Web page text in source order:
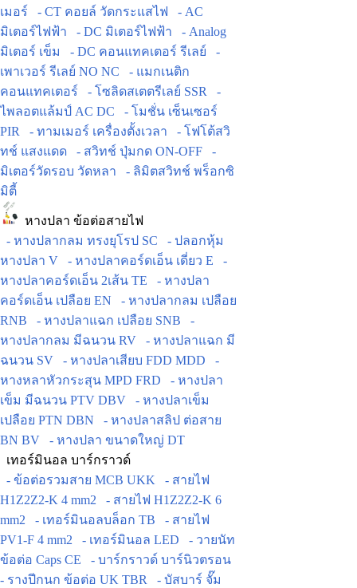
เมอร์
- CT คอยล์ วัดกระแสไฟ
- AC
มิเตอร์ไฟฟ้า
- DC มิเตอร์ไฟฟ้า
- Analog
มิเตอร์ เข็ม
- DC คอนแทคเตอร์ รีเลย์
-
เพาเวอร์ รีเลย์ NO NC
- แมกเนติก
คอนแทคเตอร์
- โซลิดสเตตรีเลย์ SSR
-
ไพลอตแล้มป์ AC DC
- โมชั่น เซ็นเซอร์
PIR
- ทามเมอร์ เครื่องตั้งเวลา
- โฟโต้สวิ
ทช์ แสงแดด
- สวิทช์ ปุ่มกด ON-OFF
-
มิเตอร์วัดรอบ วัดหลา
- ลิมิตสวิทช์ พร็อกซิ
มิตี้
หางปลา ข้อต่อสายไฟ
- หางปลากลม ทรงยุโรป SC
- ปลอกหุ้ม
หางปลา V
- หางปลาคอร์ดเอ็น เดี่ยว E
-
หางปลาคอร์ดเอ็น 2เส้น TE
- หางปลา
คอร์ดเอ็น เปลือย EN
- หางปลากลม เปลือย
RNB
- หางปลาแฉก เปลือย SNB
-
หางปลากลม มีฉนวน RV
- หางปลาแฉก มี
ฉนวน SV
- หางปลาเสียบ FDD MDD
-
หางหลาหัวกระสุน MPD FRD
- หางปลา
เข็ม มีฉนวน PTV DBV
- หางปลาเข็ม
เปลือย PTN DBN
- หางปลาสลิป ต่อสาย
BN BV
- หางปลา ขนาดใหญ่ DT
เทอร์มินอล บาร์กราวด์
- ข้อต่อรวมสาย MCB UKK
- สายไฟ
H1Z2Z2-K 4 mm2
- สายไฟ H1Z2Z2-K 6
mm2
- เทอร์มินอลบล็อก TB
- สายไฟ
PV1-F 4 mm2
- เทอร์มินอล LED
- วายนัท
ข้อต่อ Caps CE
- บาร์กราวด์ บาร์นิวตรอน
- รางปีกนก ข้อต่อ UK TBR
- บัสบาร์ จั๊ม